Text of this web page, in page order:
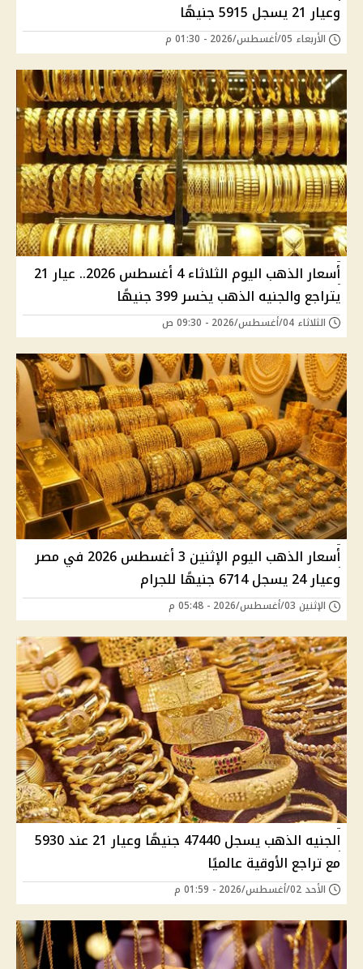
وعيار 21 يسجل 5915 جنيهًا
الأربعاء 05/أغسطس/2026 - 01:30 م
أسعار الذهب اليوم الثلاثاء 4 أغسطس 2026.. عيار 21
يتراجع والجنيه الذهب يخسر 399 جنيهًا
الثلاثاء 04/أغسطس/2026 - 09:30 ص
أسعار الذهب اليوم الإثنين 3 أغسطس 2026 في مصر
وعيار 24 يسجل 6714 جنيهًا للجرام
الإثنين 03/أغسطس/2026 - 05:48 م
الجنيه الذهب يسجل 47440 جنيهًا وعيار 21 عند 5930
مع تراجع الأوقية عالميًا
الأحد 02/أغسطس/2026 - 01:59 م